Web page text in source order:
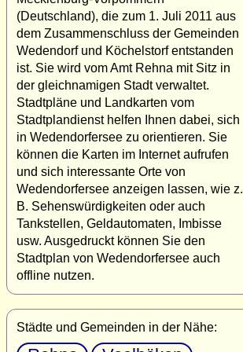
(Deutschland), die zum 1. Juli 2011 aus
dem Zusammenschluss der Gemeinden
Wedendorf und Köchelstorf entstanden
ist. Sie wird vom Amt Rehna mit Sitz in
der gleichnamigen Stadt verwaltet.
Stadtpläne und Landkarten vom
Stadtplandienst helfen Ihnen dabei, sich
in Wedendorfersee zu orientieren. Sie
können die Karten im Internet aufrufen
und sich interessante Orte von
Wedendorfersee anzeigen lassen, wie z.
B. Sehenswürdigkeiten oder auch
Tankstellen, Geldautomaten, Imbisse
usw. Ausgedruckt können Sie den
Stadtplan von Wedendorfersee auch
offline nutzen.
Städte und Gemeinden in der Nähe: